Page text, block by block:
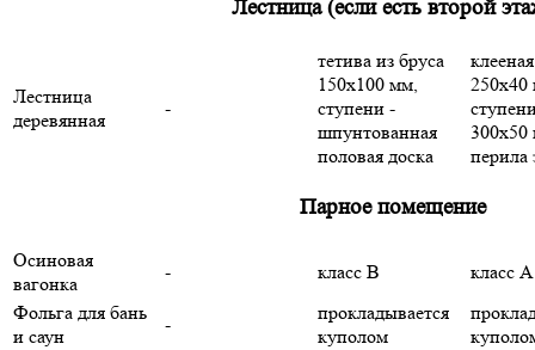
Лестница (если есть второй
Лестница
деревянная
-
тетива из бруса
150х100 мм,
ступени -
шпунтованная
половая доска
перила
Парное помещение
Осиновая
вагонка
- класс B
класс A
Фольга для бань
и саун
-
прокладывается
куполом